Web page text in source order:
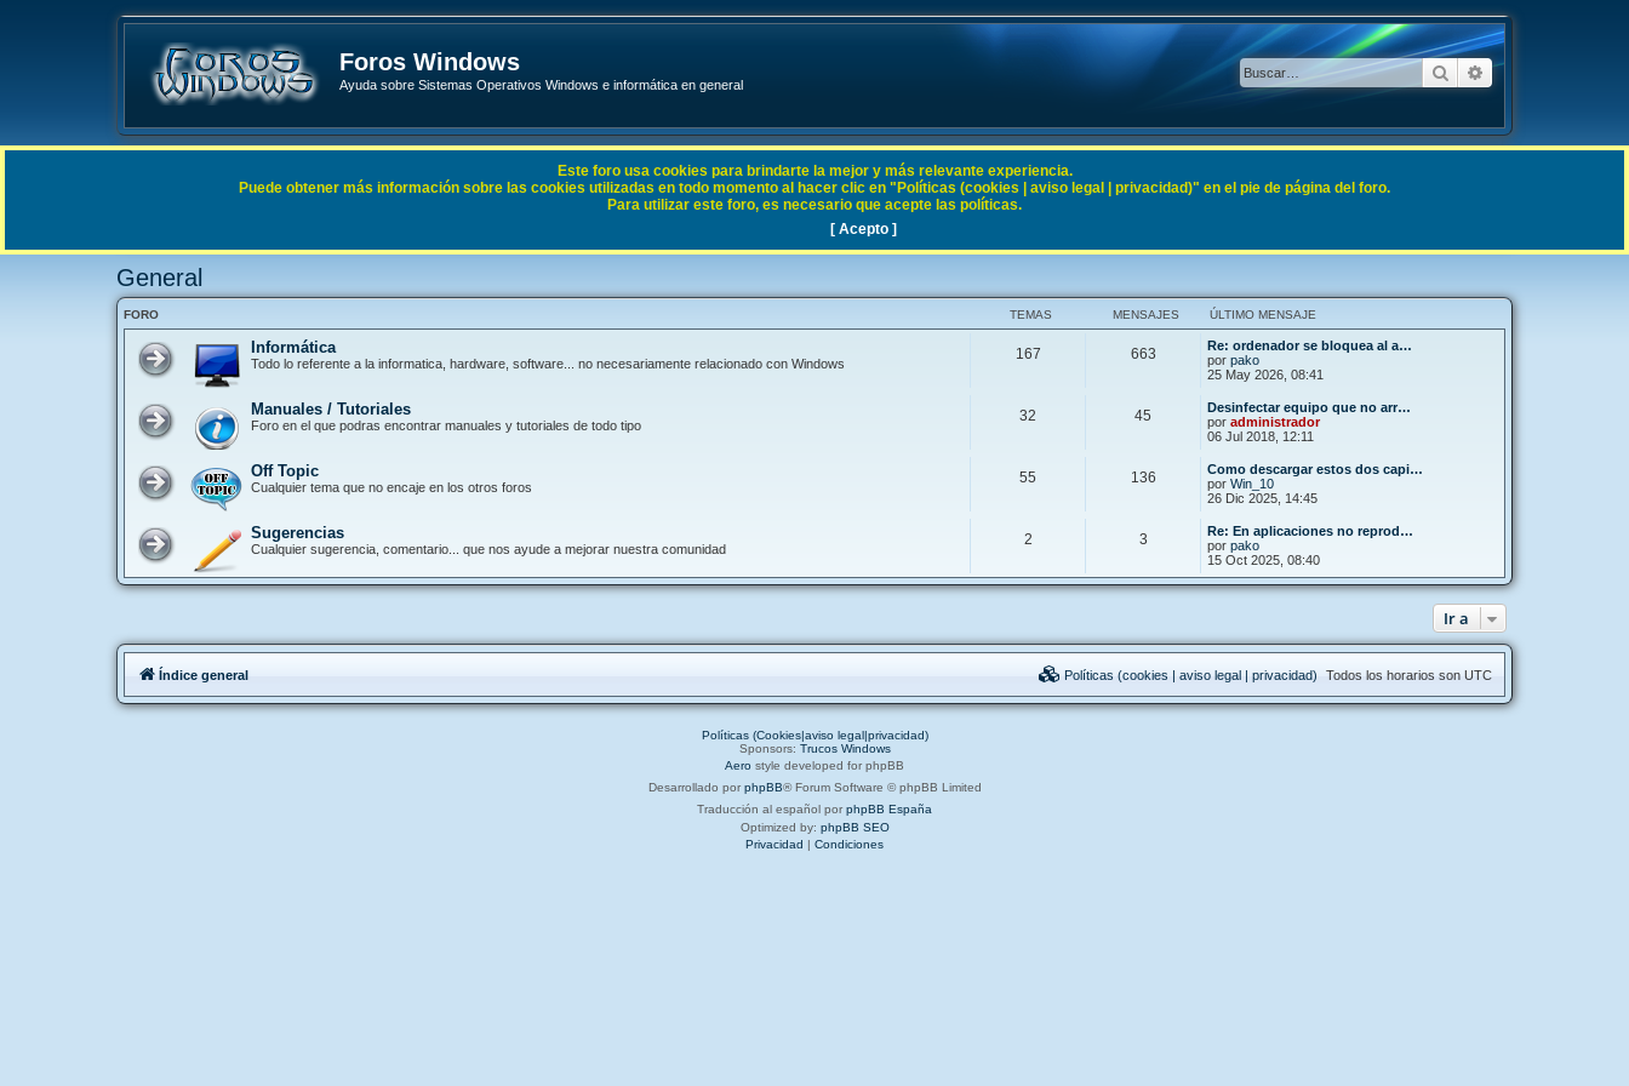
Foros Windows
Ayuda sobre Sistemas Operativos Windows e informática en general
BuscarBúsqueda
Enlaces rápidos FAQ
General
FORO TEMAS MENSAJES ÚLTIMO MENSAJE
Informática
Todo lo referente a la informatica, hardware, software... no necesariamente relacionado con Windows
167 663
Re: ordenador se bloquea al a…
por pako
25 May 2026, 08:41
Manuales / Tutoriales
Foro en el que podras encontrar manuales y tutoriales de todo tipo
32 45
Desinfectar equipo que no arr…
por administrador
06 Jul 2018, 12:11
Off Topic
Cualquier tema que no encaje en los otros foros
55 136
Como descargar estos dos capi…
por Win_10
26 Dic 2025, 14:45
Sugerencias
Cualquier sugerencia, comentario... que nos ayude a mejorar nuestra comunidad
2 3
Re: En aplicaciones no reprod…
por pako
15 Oct 2025, 08:40
Ir a
Este foro usa cookies para brindarte la mejor y más relevante experiencia.
Puede obtener más información sobre las cookies utilizadas en todo momento al hacer clic en "Políticas (cookies | aviso legal | privacidad)" en el pie de página del foro.
Para utilizar este foro, es necesario que acepte las políticas.
[ Acepto ]
Índice general Todos los horarios son UTC
Políticas (cookies | aviso legal | privacidad)
Políticas (Cookies|aviso legal|privacidad)
Sponsors: Trucos Windows
Aero style developed for phpBB
Desarrollado por phpBB® Forum Software © phpBB Limited
Traducción al español por phpBB España
Optimized by: phpBB SEO
Privacidad | Condiciones